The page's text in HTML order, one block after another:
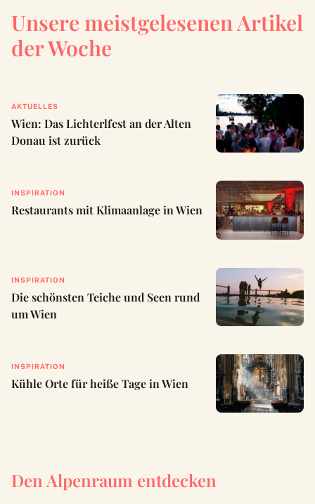
Unsere meistgelesenen Artikel
der Woche
AKTUELLES
Wien: Das Lichterlfest an der Alten
Donau ist zurück
INSPIRATION
Restaurants mit Klimaanlage in Wien
INSPIRATION
Die schönsten Teiche und Seen rund
um Wien
INSPIRATION
Kühle Orte für heiße Tage in Wien
Den Alpenraum entdecken